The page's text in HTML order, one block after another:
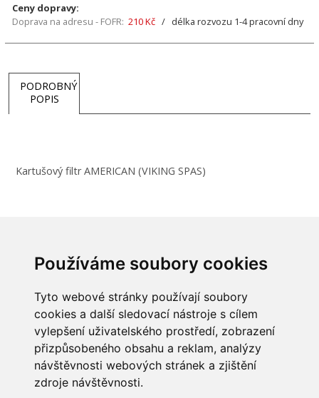
Používáme soubory cookies
Tyto webové stránky používají soubory
cookies a další sledovací nástroje s cílem
vylepšení uživatelského prostředí, zobrazení
přizpůsobeného obsahu a reklam, analýzy
návštěvnosti webových stránek a zjištění
zdroje návštěvnosti.
Ceny dopravy:
Doprava na adresu - FOFR: 210 Kč / délka rozvozu 1-4 pracovní dny
PODROBNÝ
POPIS
Kartušový filtr AMERICAN (VIKING SPAS)
Obsah balení: 1 ks
INFORMACE
Obchodní podmínky
Zpracování a ochrana